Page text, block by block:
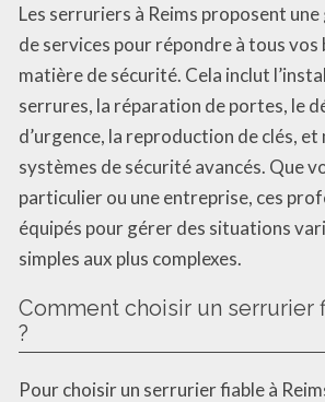
Les serruriers à Reims proposent
de services pour répondre à tous vos
matière de sécurité. Cela inclut
serrures, la réparation de portes, le
d’urgence, la reproduction de clés, et
systèmes de sécurité avancés. Que
particulier ou une entreprise, ces
équipés pour gérer des situations
simples aux plus complexes.
Comment choisir un serrurier
?
Pour choisir un serrurier fiable à